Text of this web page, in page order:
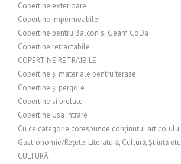
Copertine exterioare
Copertine impermeabile
Copertine pentru Balcon si Geam CoDa
Copertine retractabile
COPERTINE RETRAIBILE
Copertine și materiale pentru terase
Copertine și pergole
Copertine si prelate
Copertine Usa Intrare
Cu ce categorie corespunde conținutul
Gastronomie/Rețete, Literatură, Cultură, Știință
CULTURĂ